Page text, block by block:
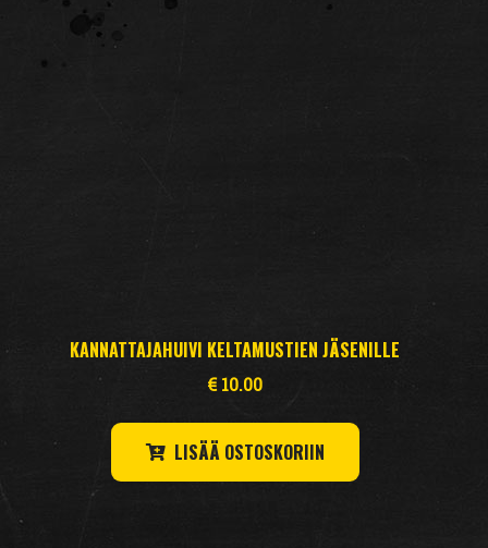
KANNATTAJAHUIVI KELTAMUSTIEN JÄSENILLE
€10.00
LISÄÄ OSTOSKORIIN